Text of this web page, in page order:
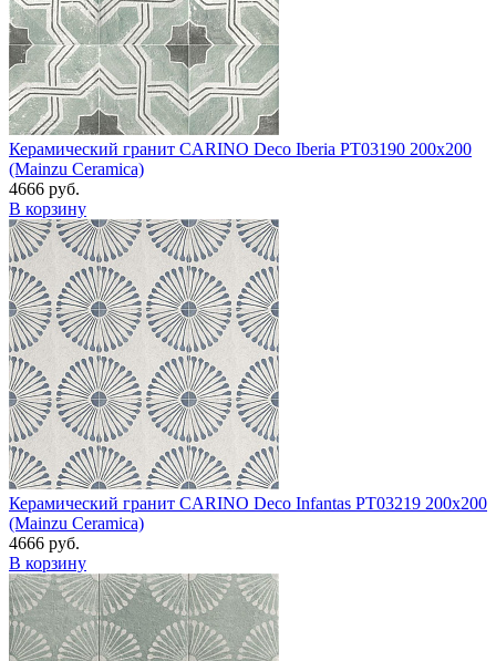
Керамический гранит CARINO Deco Iberia PT03190 200x200
(Mainzu Ceramica)
4666 руб.
В корзину
Керамический гранит CARINO Deco Infantas PT03219 200x200
(Mainzu Ceramica)
4666 руб.
В корзину